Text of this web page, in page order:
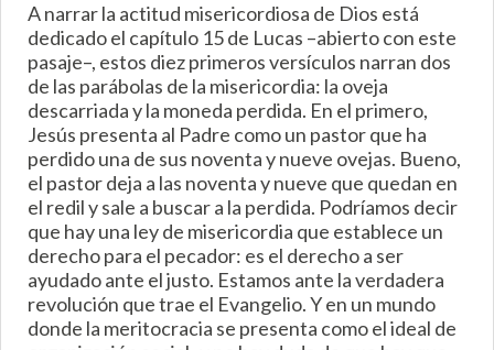
A narrar la actitud misericordiosa de Dios está
dedicado el capítulo 15 de Lucas –abierto con este
pasaje–, estos diez primeros versículos narran dos
de las parábolas de la misericordia: la oveja
descarriada y la moneda perdida. En el primero,
Jesús presenta al Padre como un pastor que ha
perdido una de sus noventa y nueve ovejas. Bueno,
el pastor deja a las noventa y nueve que quedan en
el redil y sale a buscar a la perdida. Podríamos decir
que hay una ley de misericordia que establece un
derecho para el pecador: es el derecho a ser
ayudado ante el justo. Estamos ante la verdadera
revolución que trae el Evangelio. Y en un mundo
donde la meritocracia se presenta como el ideal de